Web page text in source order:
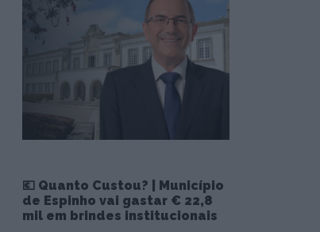
💶 Quanto Custou? | Município
de Espinho vai gastar € 22,8
mil em brindes institucionais